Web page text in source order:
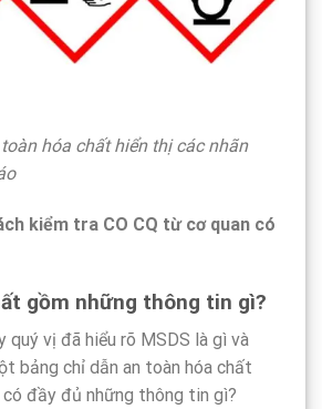
hóa chất hiển thị các nhãn
kiểm tra CO CQ từ cơ quan có
gồm những thông tin gì?
quý vị đã hiểu rõ MSDS là gì và
bảng chỉ dẫn an toàn hóa chất
có đầy đủ những thông tin gì?